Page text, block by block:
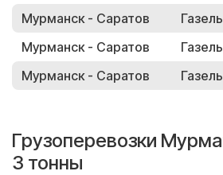
Мурманск - Саратов
Мурманск - Саратов
Мурманск - Саратов
Грузоперевозки
3 тонны